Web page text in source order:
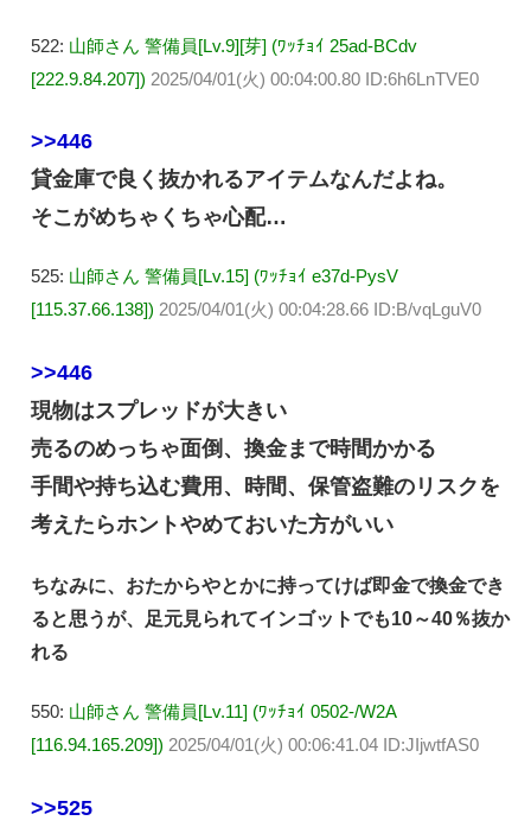
522: 山師さん 警備員[Lv.9][芽] (ﾜｯﾁｮｲ 25ad-BCdv
[222.9.84.207]) 2025/04/01(火) 00:04:00.80 ID:6h6LnTVE0
>>446
貸金庫で良く抜かれるアイテムなんだよね。
そこがめちゃくちゃ心配…
525: 山師さん 警備員[Lv.15] (ﾜｯﾁｮｲ e37d-PysV
[115.37.66.138]) 2025/04/01(火) 00:04:28.66 ID:B/vqLguV0
>>446
現物はスプレッドが大きい
売るのめっちゃ面倒、換金まで時間かかる
手間や持ち込む費用、時間、保管盗難のリスクを
考えたらホントやめておいた方がいい
ちなみに、おたからやとかに持ってけば即金で換金でき
ると思うが、足元見られてインゴットでも10～40％抜か
れる
550: 山師さん 警備員[Lv.11] (ﾜｯﾁｮｲ 0502-/W2A
[116.94.165.209]) 2025/04/01(火) 00:06:41.04 ID:JIjwtfAS0
>>525